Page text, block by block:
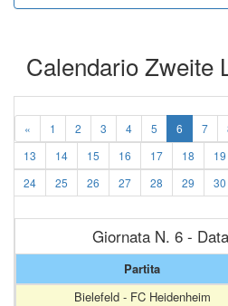
Calendario Zweite
« 1 2 3 4 5 6 7
13
14 15 16 17 18 19
24
25 26 27 28 29 30
Giornata N. 6 -
Partita
Bielefeld - FC Heidenheim